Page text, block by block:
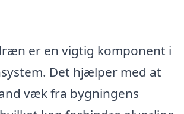
er en vigtig komponent i
Det hjælper med at
væk fra bygningens